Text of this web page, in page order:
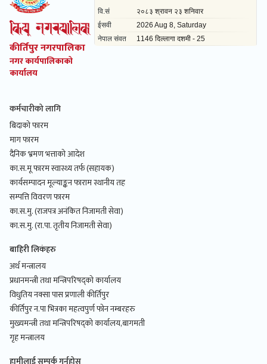
कीर्तिपुर नगरपालिका
नगर कार्यपालिकाको
कार्यालय
कर्मचारीको लागि
बिदाको फारम
माग फारम
दैनिक भ्रमण भत्ताको आदेश
का.स.मू फारम स्वास्थ्य तर्फ (सहायक)
कार्यसम्पादन मूल्याङ्कन फाराम स्थानीय तह
सम्पत्ति विवरण फारम
का.स.मु. (राजपत्र अनंकित निजामती सेवा)
का.स.मु. (रा.पा. तृतीय निजामती सेवा)
बाहिरी लिकंहरु
अर्थ मन्त्रालय
प्रधानमन्त्री तथा मन्त्रिपरिषद्को कार्यालय
विधुतिय नक्सा पास प्रणाली कीर्तिपुर
कीर्तिपुर न.पा भित्रका महत्वपुर्ण फोन नम्बरहरु
मुख्यमन्त्री तथा मन्त्रिपरिषद्को कार्यालय,बागमती
गृह मन्त्रालय